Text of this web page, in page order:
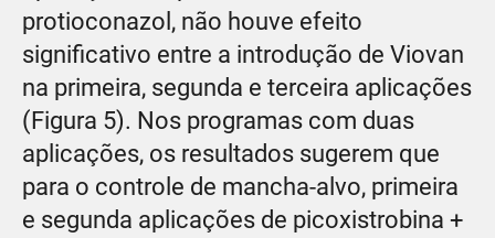
protioconazol, não houve efeito
significativo entre a introdução de Viovan
na primeira, segunda e terceira aplicações
(Figura 5). Nos programas com duas
aplicações, os resultados sugerem que
para o controle de mancha-alvo, primeira
e segunda aplicações de picoxistrobina +